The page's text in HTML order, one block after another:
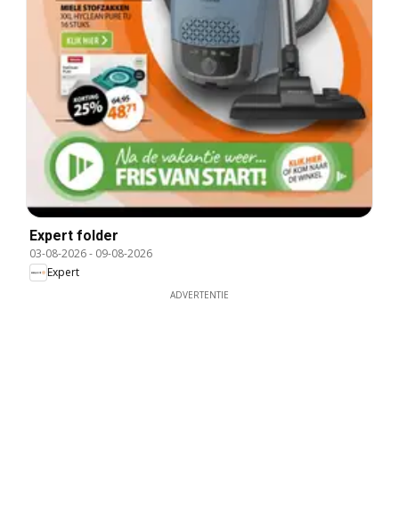
Expert folder
03-08-2026- 09-08-2026
Expert
ADVERTENTIE